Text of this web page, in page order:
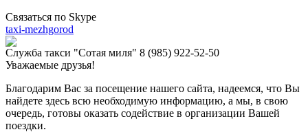
Связаться по Skype
taxi-mezhgorod
Служба такси "Сотая миля" 8 (985) 922‑52‑50
Уважаемые друзья!
Благодарим Вас за посещение нашего сайта, надеемся, что Вы
найдете здесь всю необходимую информацию, а мы, в свою
очередь, готовы оказать содействие в организации Вашей
поездки.